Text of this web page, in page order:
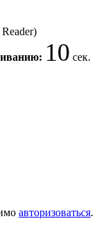
10 сек.
авторизоваться.